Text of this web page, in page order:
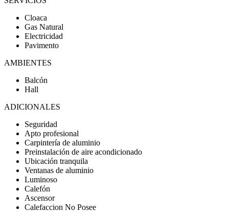
Cloaca
Gas Natural
Electricidad
Pavimento
AMBIENTES
Balcón
Hall
ADICIONALES
Seguridad
Apto profesional
Carpintería de aluminio
Preinstalación de aire acondicionado
Ubicación tranquila
Ventanas de aluminio
Luminoso
Calefón
Ascensor
Calefaccion No Posee